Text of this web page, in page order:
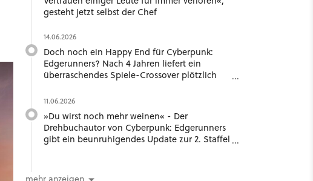
gesteht jetzt selbst der Chef
14.06.2026
Doch noch ein Happy End für Cyberpunk:
Edgerunners? Nach 4 Jahren liefert ein
überraschendes Spiele-Crossover plötzlich
11.06.2026
»Du wirst noch mehr weinen« - Der
Drehbuchautor von Cyberpunk: Edgerunners
gibt ein beunruhigendes Update zur 2. Staffel